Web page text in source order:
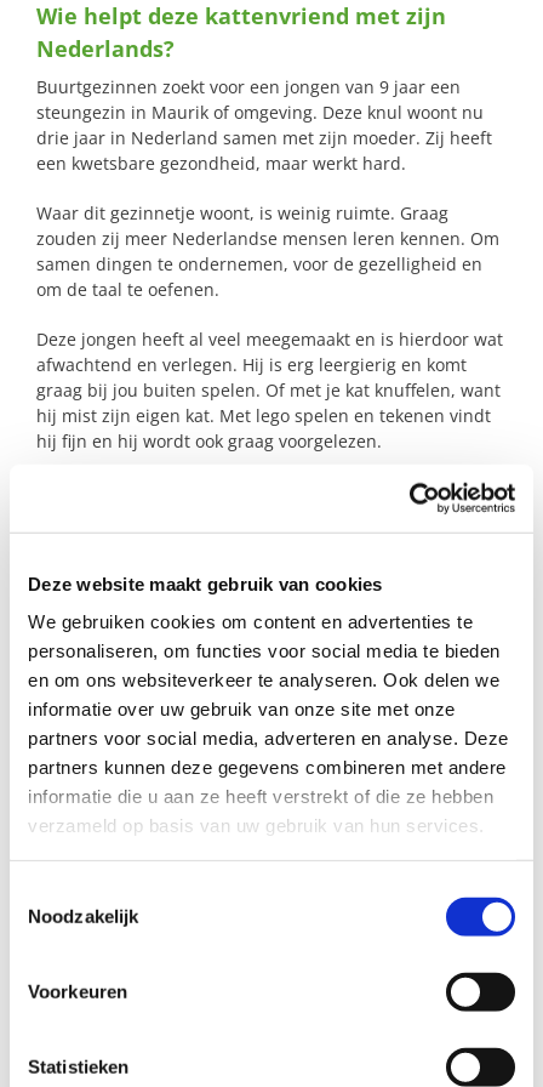
Deze website maakt gebruik van cookies
We gebruiken cookies om content en advertenties te
personaliseren, om functies voor social media te bieden
en om ons websiteverkeer te analyseren. Ook delen we
informatie over uw gebruik van onze site met onze
partners voor social media, adverteren en analyse. Deze
partners kunnen deze gegevens combineren met andere
informatie die u aan ze heeft verstrekt of die ze hebben
verzameld op basis van uw gebruik van hun services.
Noodzakelijk
Voorkeuren
Statistieken
naar:
Wie helpt deze kattenvriend met zijn
Nederlands?
Buurtgezinnen zoekt voor een jongen van 9 jaar een
steungezin in Maurik of omgeving. Deze knul woont nu
drie jaar in Nederland samen met zijn moeder. Zij heeft
een kwetsbare gezondheid, maar werkt hard.
Waar dit gezinnetje woont, is weinig ruimte. Graag
zouden zij meer Nederlandse mensen leren kennen. Om
samen dingen te ondernemen, voor de gezelligheid en
om de taal te oefenen.
Deze jongen heeft al veel meegemaakt en is hierdoor wat
afwachtend en verlegen. Hij is erg leergierig en komt
graag bij jou buiten spelen. Of met je kat knuffelen, want
hij mist zijn eigen kat. Met lego spelen en tekenen vindt
hij fijn en hij wordt ook graag voorgelezen.
Zijn jullie dat gezin waar hij welkom is? Laat het me
Profiel steungezin
Wij zoeken een gezin:
Liefst in Maurik;
Waar deze jongen wekelijks de
Nederlandse taal mag komen oefenen;
Waar geen andere kinderen zijn.
Wil je meer informatie?
coördinator Buurtgezinnen voor de gemeente Buren, via
evelyne@buurtgezinnen.nl